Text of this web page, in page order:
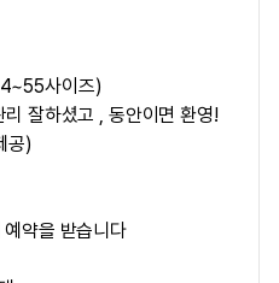
사이즈)
잘하셨고 , 동안이면 환영!
공)
약을 받습니다